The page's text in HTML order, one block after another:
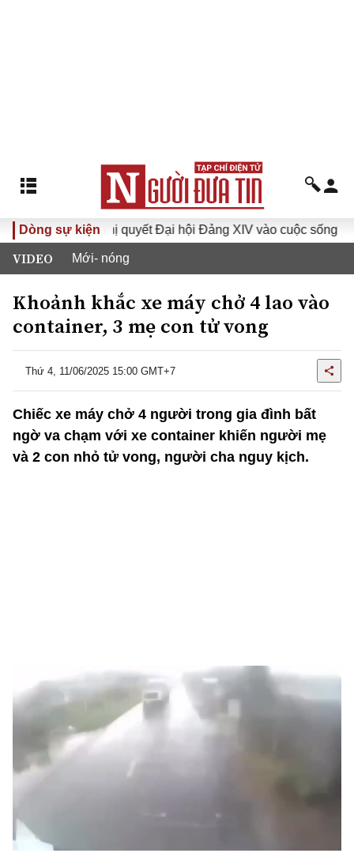
Dòng sự kiện
Đưa Nghị quyết Đại hội Đảng XIV vào cuộc sống
VIDEO Mới- nóng
Khoảnh khắc xe máy chở 4 lao vào
container, 3 mẹ con tử vong
Thứ 4, 11/06/2025 15:00 GMT+7
Chiếc xe máy chở 4 người trong gia đình bất
ngờ va chạm với xe container khiến người mẹ
và 2 con nhỏ tử vong, người cha nguy kịch.